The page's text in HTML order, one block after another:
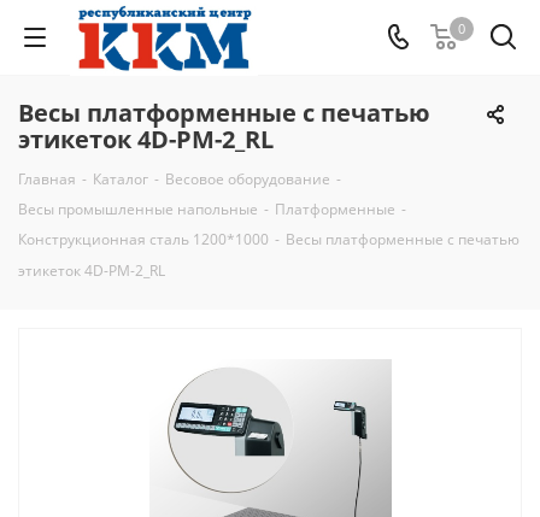
0
Весы платформенные с печатью
этикеток 4D-PM-2_RL
Главная - Каталог - Весовое оборудование -
Весы промышленные напольные - Платформенные -
Конструкционная сталь 1200*1000 - Весы платформенные с печатью
этикеток 4D-PM-2_RL